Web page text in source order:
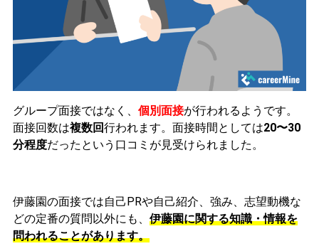
グループ面接ではなく 、 個別面接が行われるようです。
面接回数は複数回行われます。面接時間と しては20〜30
分程度だったという口コミが見受けられました。
伊藤園の面接では自己PRや自己紹介、強み、志望動機な
どの定番の質問以外にも、 伊藤園に関する知識・情報を
問われることがあります。